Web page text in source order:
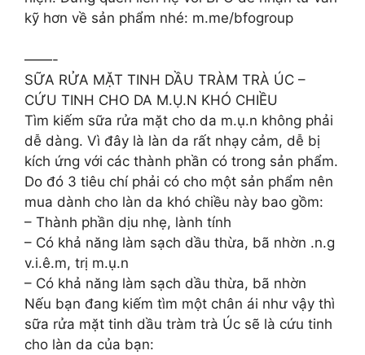
kỹ hơn về sản phẩm nhé: m.me/bfogroup
——-
SỮA RỬA MẶT TINH DẦU TRÀM TRÀ ÚC –
CỨU TINH CHO DA M.Ụ.N KHÓ CHIỀU
Tìm kiếm sữa rửa mặt cho da m.ụ.n không phải
dễ dàng. Vì đây là làn da rất nhạy cảm, dễ bị
kích ứng với các thành phần có trong sản phẩm.
Do đó 3 tiêu chí phải có cho một sản phẩm nên
mua dành cho làn da khó chiều này bao gồm:
– Thành phần dịu nhẹ, lành tính
– Có khả năng làm sạch dầu thừa, bã nhờn .n.g
v.i.ê.m, trị m.ụ.n
– Có khả năng làm sạch dầu thừa, bã nhờn
Nếu bạn đang kiếm tìm một chân ái như vậy thì
sữa rửa mặt tinh dầu tràm trà Úc sẽ là cứu tinh
cho làn da của bạn: